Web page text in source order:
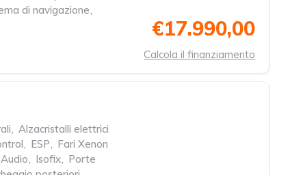
di navigazione,
€17.990,00
Calcola il finanziamento
, Alzacristalli elettrici
, ESP, Fari Xenon
, Isofix, Porte